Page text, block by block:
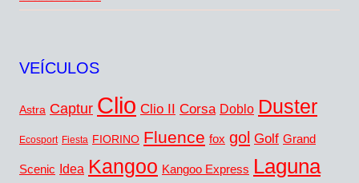
VEÍCULOS
Astra Captur Clio Clio II Corsa Doblo Duster
Ecosport Fiesta FIORINO Fluence fox gol Golf Grand
Scenic Idea Kangoo Kangoo Express Laguna